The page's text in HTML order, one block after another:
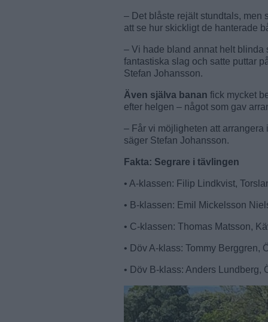
– Det blåste rejält stundtals, men
att se hur skickligt de hanterade
– Vi hade bland annat helt
fantastiska slag och satte puttar
Stefan Johansson.
Även själva banan fick mycket
efter helgen – något som gav
– Får vi möjligheten att
säger Stefan Johansson.
Fakta: Segrare i tävlingen
• A-klassen: Filip Lindkvist,
• B-klassen: Emil Mickelsson
• C-klassen: Thomas Matsson,
• Döv A-klass: Tommy Berggren,
• Döv B-klass: Anders Lundberg,